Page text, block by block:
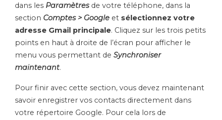
dans les Paramètres de votre téléphone, dans la
section Comptes > Google et sélectionnez votre
adresse Gmail principale. Cliquez sur les trois petits
points en haut à droite de l’écran pour afficher le
menu vous permettant de Synchroniser
maintenant.
Pour finir avec cette section, vous devez maintenant
savoir enregistrer vos contacts directement dans
votre répertoire Google. Pour cela lors de